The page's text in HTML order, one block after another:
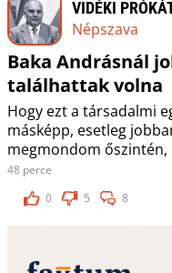
VIDÉKI
Népszava
Baka Andrásnál
találhattak volna
Hogy ezt a társadalmi
másképp, esetleg
megmondom
48 perce
0
5 8